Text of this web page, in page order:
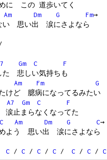
に この 道歩いてく
Am Dm G Fm→
い 思い出 涙にさよなら
Gm C
F
悲しい気持ちも
Am Fm
G
けど 臆病になってるみたい
A7 Gm C
F
止まらなくなってた
C Am Dm G C→
よう 思い出 涙にさよなら
C / C / C / C / C / C / C